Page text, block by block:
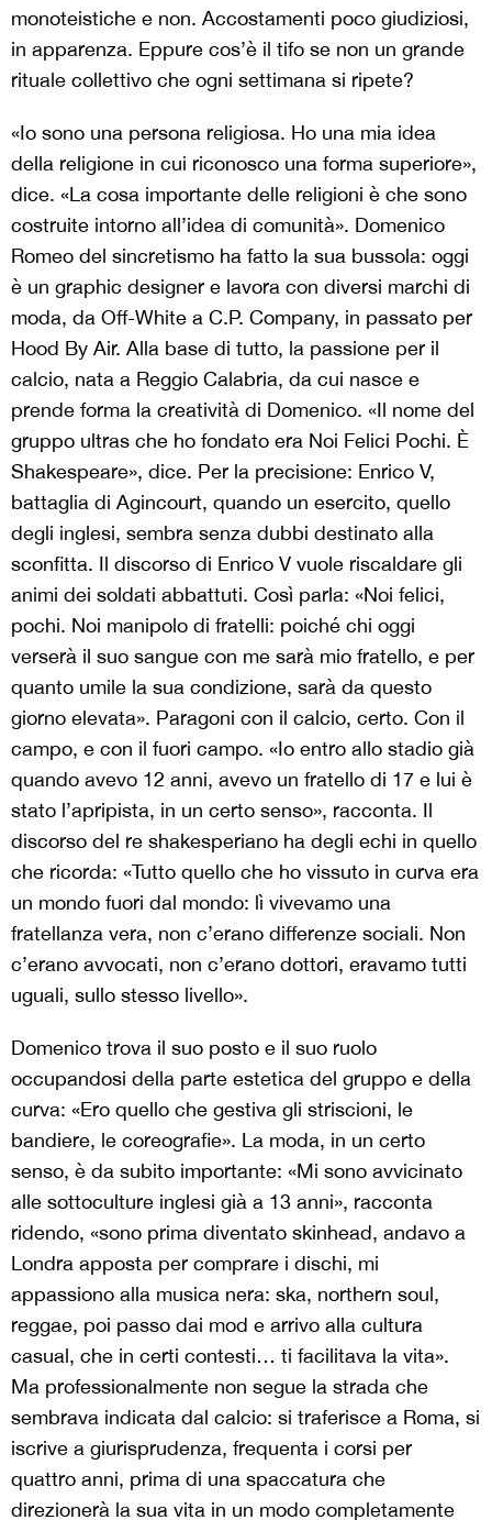
monoteistiche e non. Accostamenti poco giudiziosi,
in apparenza. Eppure cos’è il tifo se non un grande
rituale collettivo che ogni settimana si ripete?
«Io sono una persona religiosa. Ho una mia idea
della religione in cui riconosco una forma superiore»,
dice. «La cosa importante delle religioni è che sono
costruite intorno all’idea di comunità». Domenico
Romeo del sincretismo ha fatto la sua bussola: oggi
è un graphic designer e lavora con diversi marchi di
moda, da Off-White a C.P. Company, in passato per
Hood By Air. Alla base di tutto, la passione per il
calcio, nata a Reggio Calabria, da cui nasce e
prende forma la creatività di Domenico. «Il nome del
gruppo ultras che ho fondato era Noi Felici Pochi. È
Shakespeare», dice. Per la precisione: Enrico V,
battaglia di Agincourt, quando un esercito, quello
degli inglesi, sembra senza dubbi destinato alla
sconfitta. Il discorso di Enrico V vuole riscaldare gli
animi dei soldati abbattuti. Così parla: «Noi felici,
pochi. Noi manipolo di fratelli: poiché chi oggi
verserà il suo sangue con me sarà mio fratello, e per
quanto umile la sua condizione, sarà da questo
giorno elevata». Paragoni con il calcio, certo. Con il
campo, e con il fuori campo. «Io entro allo stadio già
quando avevo 12 anni, avevo un fratello di 17 e lui è
stato l’apripista, in un certo senso», racconta. Il
discorso del re shakesperiano ha degli echi in quello
che ricorda: «Tutto quello che ho vissuto in curva era
un mondo fuori dal mondo: lì vivevamo una
fratellanza vera, non c’erano differenze sociali. Non
c’erano avvocati, non c’erano dottori, eravamo tutti
uguali, sullo stesso livello».
Domenico trova il suo posto e il suo ruolo
occupandosi della parte estetica del gruppo e della
curva: «Ero quello che gestiva gli striscioni, le
bandiere, le coreografie». La moda, in un certo
senso, è da subito importante: «Mi sono avvicinato
alle sottoculture inglesi già a 13 anni», racconta
ridendo, «sono prima diventato skinhead, andavo a
Londra apposta per comprare i dischi, mi
appassiono alla musica nera: ska, northern soul,
reggae, poi passo dai mod e arrivo alla cultura
casual, che in certi contesti… ti facilitava la vita».
Ma professionalmente non segue la strada che
sembrava indicata dal calcio: si traferisce a Roma, si
iscrive a giurisprudenza, frequenta i corsi per
quattro anni, prima di una spaccatura che
direzionerà la sua vita in un modo completamente